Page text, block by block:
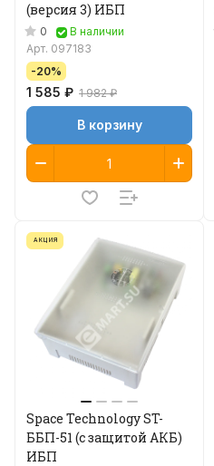
(версия 3) ИБП
0
В наличии
Арт. 097183
-20%
1 585 ₽ 1 982 ₽
В корзину
АКЦИЯ
Space Technology ST-
ББП-51 (с защитой АКБ)
ИБП